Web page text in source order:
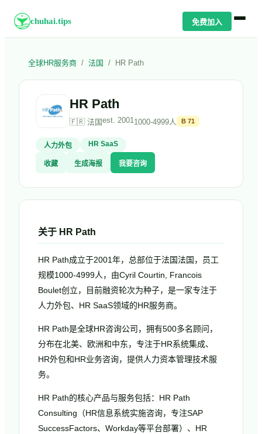
chuhai.tips 免费加入
全球HR服务商 / 法国 / HR Path
HR Path
🇫🇷 法国est. 2001 1000-4999人 B 71
人力外包 HR SaaS
收藏 生成海报 我要咨询
关于 HR Path
HR Path成立于2001年，总部位于法国法国，员工
规模1000-4999人，由Cyril Courtin, Francois
Boulet创立，目前融资轮次为种子，是一家专注于
人力外包、HR SaaS领域的HR服务商。
HR Path是全球HR咨询公司，拥有500多名顾问，
分布在北美、欧洲和中东，专注于HR系统集成、
HR外包和HR业务咨询，提供人力资本管理技术服
务。
HR Path的核心产品与服务包括：HR Path
Consulting（HR信息系统实施咨询，专注SAP
SuccessFactors、Workday等平台部署）、HR